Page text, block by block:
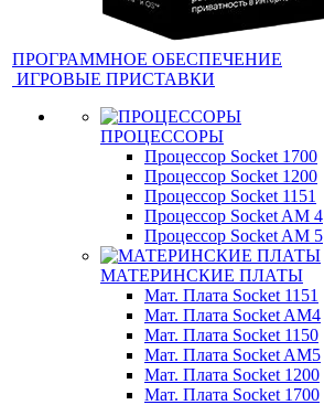
ПРОГРАММНОЕ ОБЕСПЕЧЕНИЕ
ИГРОВЫЕ ПРИСТАВКИ
ПРОЦЕССОРЫ
Процессор Socket 1700
Процессор Socket 1200
Процессор Socket 1151
Процессор Socket AM 4
Процессор Socket AM 5
МАТЕРИНСКИЕ ПЛАТЫ
Мат. Плата Socket 1151
Мат. Плата Socket AM4
Мат. Плата Socket 1150
Мат. Плата Socket AM5
Мат. Плата Socket 1200
Мат. Плата Socket 1700